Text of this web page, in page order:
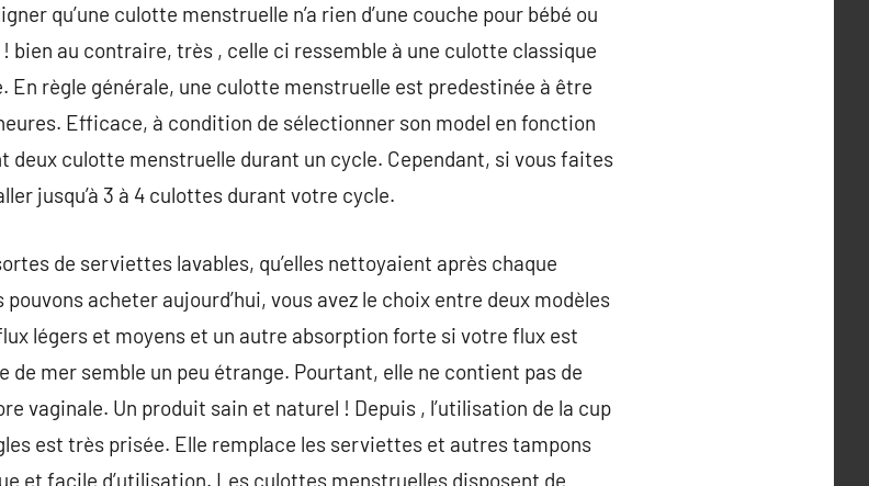
qu’une culotte menstruelle n’a rien d’une couche pour bébé ou
bien au contraire, très , celle ci ressemble à une culotte classique
En règle générale, une culotte menstruelle est predestinée à être
Efficace, à condition de sélectionner son model en fonction
deux culotte menstruelle durant un cycle. Cependant, si vous faites
jusqu’à 3 à 4 culottes durant votre cycle.
de serviettes lavables, qu’elles nettoyaient après chaque
acheter aujourd’hui, vous avez le choix entre deux modèles
légers et moyens et un autre absorption forte si votre flux est
de mer semble un peu étrange. Pourtant, elle ne contient pas de
vaginale. Un produit sain et naturel ! Depuis , l’utilisation de la cup
est très prisée. Elle remplace les serviettes et autres tampons
et facile d’utilisation. Les culottes menstruelles disposent de